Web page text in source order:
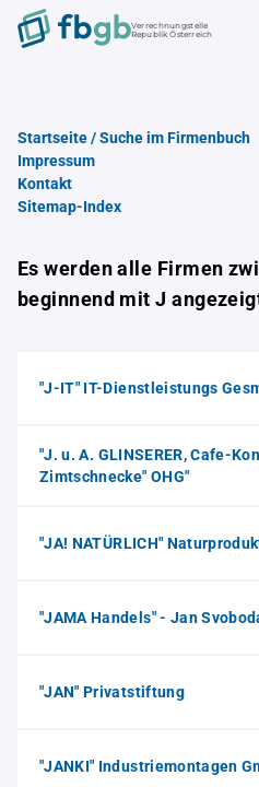
Verrechnungstelle
Republik Österreich
Startseite / Suche im Firmenbuch
Impressum
Kontakt
Sitemap-Index
Es werden alle Firmen
beginnend mit J
"J-IT" IT-Dienstleistungs
"J. u. A. GLINSERER, Cafe-
Zimtschnecke" OHG"
"JA! NATÜRLICH"
"JAMA Handels" - Jan
"JAN" Privatstiftung
"JANKI" Industriemontagen